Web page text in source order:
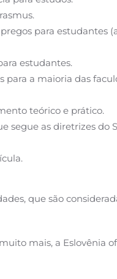
para estudantes
estudantes.
para a maioria das
teórico e prático.
segue as diretrizes do
que são
mais, a Eslovênia